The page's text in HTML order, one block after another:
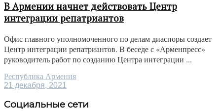
В Армении начнет действовать Центр
интеграции репатриантов
Офис главного уполномоченного по делам диаспоры создает
Центр интеграции репатриантов. В беседе с «Арменпресс»
руководитель работ по созданию Центра интеграции ...
Республика Армения
21 декабря, 2021
Социальные сети